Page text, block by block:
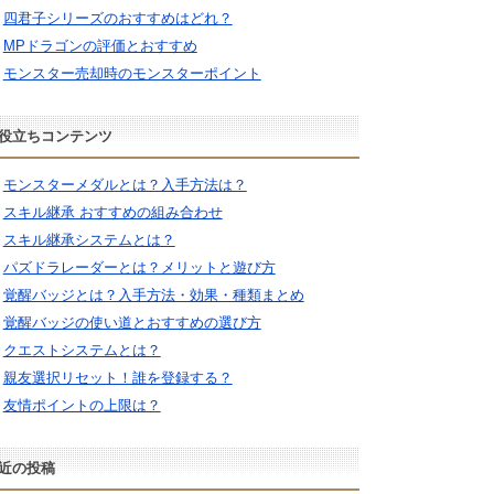
四君子シリーズのおすすめはどれ？
MPドラゴンの評価とおすすめ
モンスター売却時のモンスターポイント
立ちコンテンツ
モンスターメダルとは？入手方法は？
スキル継承 おすすめの組み合わせ
スキル継承システムとは？
パズドラレーダーとは？メリットと遊び方
覚醒バッジとは？入手方法・効果・種類まとめ
覚醒バッジの使い道とおすすめの選び方
クエストシステムとは？
親友選択リセット！誰を登録する？
友情ポイントの上限は？
の投稿